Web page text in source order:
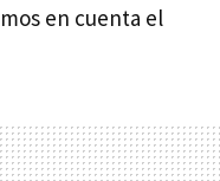
en cuenta el